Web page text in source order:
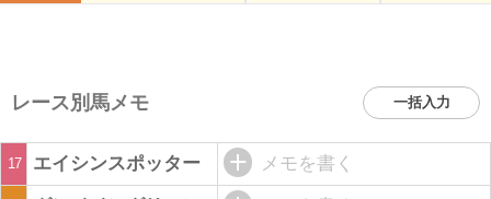
レース別馬メモ 一括入力
17 エイシンスポッター メモを書く